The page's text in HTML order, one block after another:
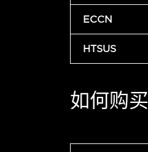
ECCN
HTSUS
如何购买